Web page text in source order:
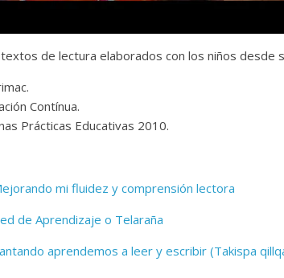
de lectura elaborados con los niños desde
Contínua.
Prácticas Educativas 2010.
mi fluidez y comprensión lectora
de Aprendizaje o Telaraña
aprendemos a leer y escribir (Takispa